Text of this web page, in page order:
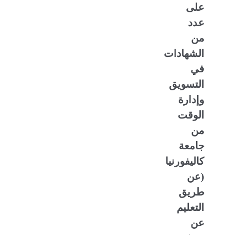
على
عدد
من
الشهادات
في
التسويق
وإدارة
الوقت
من
جامعة
كاليفورنيا
(عن
طريق
التعليم
عن